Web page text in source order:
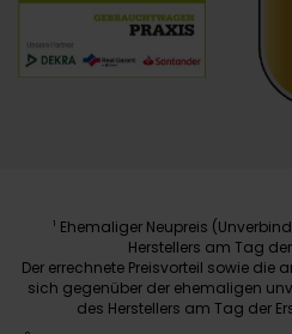
1 Ehemaliger Neupreis
Herstellers am Tag
Der errechnete Preisvorteil sowie die
sich gegenüber der ehemaligen
des Herstellers am Tag der